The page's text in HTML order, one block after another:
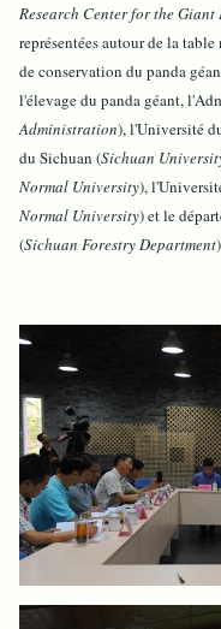
Research Center for the Giant
représentées autour de la
de conservation du panda
l'élevage du panda géant,
Administration), l'Université
du Sichuan (Sichuan
Normal University),
Normal University) et le
(Sichuan Forestry Department